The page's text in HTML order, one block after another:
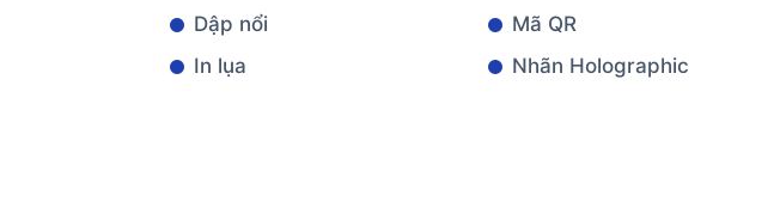
Dập nổi
In lụa
Mã QR
Nhãn Holographic